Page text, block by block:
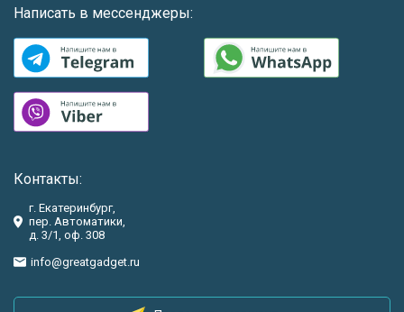
Написать в мессенджеры:
Контакты:
г. Екатеринбург,
пер. Автоматики,
д. 3/1, оф. 308
info@greatgadget.ru